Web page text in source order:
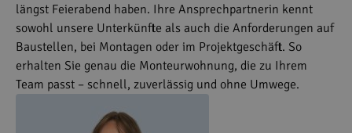
längst Feierabend haben. Ihre Ansprechpartnerin kennt
sowohl unsere Unterkünfte als auch die Anforderungen auf
Baustellen, bei Montagen oder im Projektgeschäft. So
erhalten Sie genau die Monteurwohnung, die zu Ihrem
Team passt – schnell, zuverlässig und ohne Umwege.